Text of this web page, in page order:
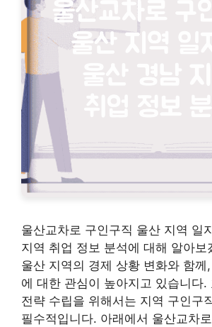
울산교차로 구인구직 울산 지역 일
지역 취업 정보 분석에 대해 알아보
울산 지역의 경제 상황 변화와 함께
에 대한 관심이 높아지고 있습니다.
전략 수립을 위해서는 지역 구인구
필수적입니다. 아래에서 울산교차